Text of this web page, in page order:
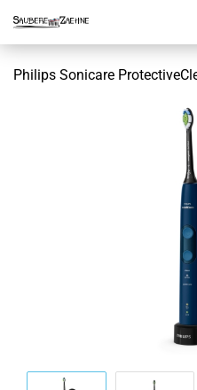
Philips Sonicare